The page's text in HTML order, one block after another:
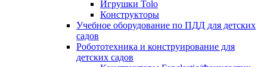
Игрушки Tolo
Конструкторы
Учебное оборудование по ПДД для детских
садов
Робототехника и конструирование для
детских садов